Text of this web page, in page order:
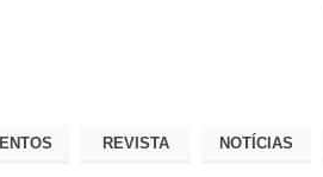
REVISTA NOTÍCIAS